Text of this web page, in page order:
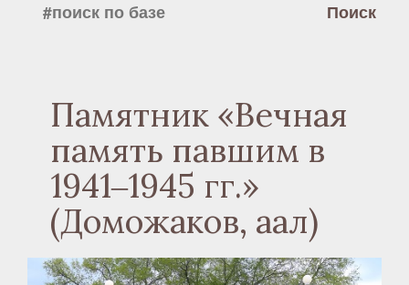
Памятник «Вечная
память павшим в
1941‒1945 гг.»
(Доможаков, аал)